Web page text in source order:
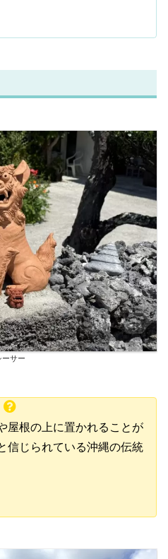
ーサー
屋根の上に置かれることが
信じられている沖縄の伝統